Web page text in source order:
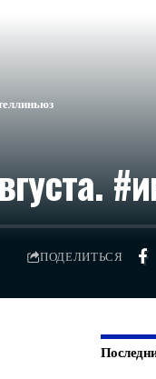
ПОДЕЛИТЬСЯ